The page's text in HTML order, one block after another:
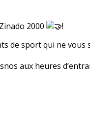
2000
!
de sport qui ne
aux heures